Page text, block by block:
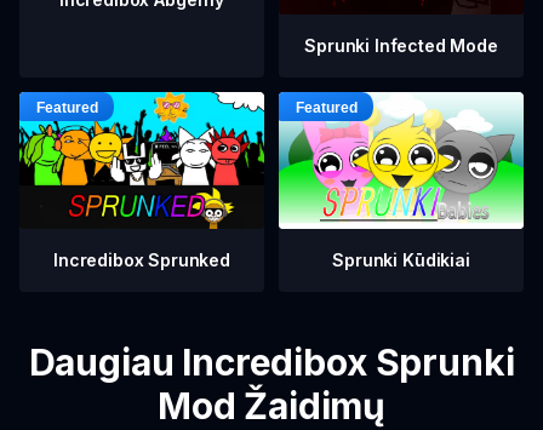
Sprunki Infected Mode
Incredibox Sprunked Sprunki Kūdikiai
Daugiau Incredibox Sprunki
Mod Žaidimų